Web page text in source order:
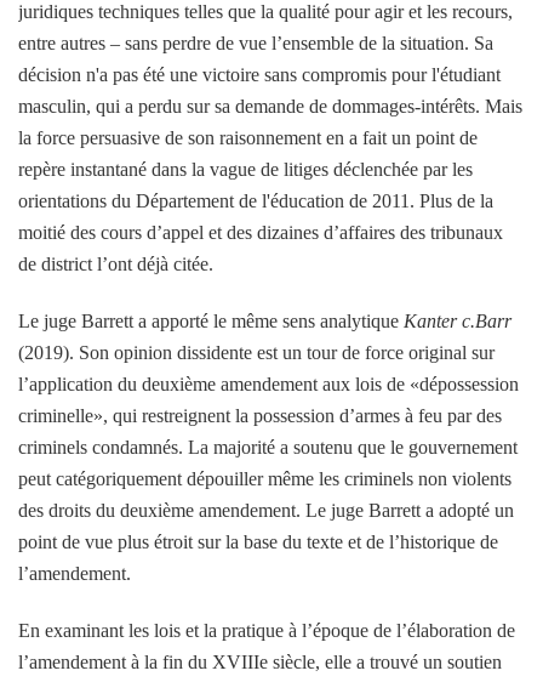
juridiques techniques telles que la qualité pour agir et les recours,
entre autres – sans perdre de vue l’ensemble de la situation. Sa
décision n'a pas été une victoire sans compromis pour l'étudiant
masculin, qui a perdu sur sa demande de dommages-intérêts. Mais
la force persuasive de son raisonnement en a fait un point de
repère instantané dans la vague de litiges déclenchée par les
orientations du Département de l'éducation de 2011. Plus de la
moitié des cours d’appel et des dizaines d’affaires des tribunaux
de district l’ont déjà citée.
Le juge Barrett a apporté le même sens analytique Kanter c.Barr
(2019). Son opinion dissidente est un tour de force original sur
l’application du deuxième amendement aux lois de «dépossession
criminelle», qui restreignent la possession d’armes à feu par des
criminels condamnés. La majorité a soutenu que le gouvernement
peut catégoriquement dépouiller même les criminels non violents
des droits du deuxième amendement. Le juge Barrett a adopté un
point de vue plus étroit sur la base du texte et de l’historique de
l’amendement.
En examinant les lois et la pratique à l’époque de l’élaboration de
l’amendement à la fin du XVIIIe siècle, elle a trouvé un soutien